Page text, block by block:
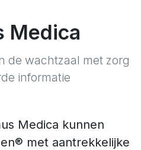
Medica
de wachtzaal met zorg
informatie
Medica kunnen
met aantrekkelijke